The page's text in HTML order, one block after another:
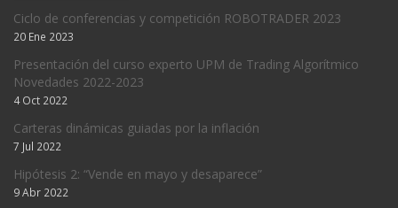
Ciclo de conferencias y competición ROBOTRADER 2023
20 Ene 2023
Presentación del curso experto UPM de Trading Algorítmico
Novedades 2022-2023
4 Oct 2022
Carteras dinámicas guiadas por la inflación
7 Jul 2022
Hipótesis 2: “Vende en mayo y desaparece”
9 Abr 2022